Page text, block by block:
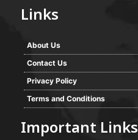
Links
About Us
Contact Us
Privacy Policy
Terms and Conditions
Important Links